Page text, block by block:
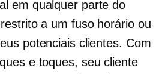
em qualquer parte do
a um fuso horário ou
potenciais clientes. Com
e toques, seu cliente